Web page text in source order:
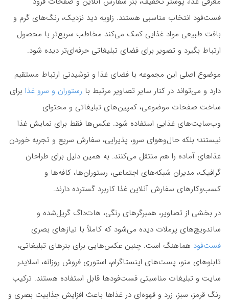
فست‌فود انتخاب مناسبی هستند. زاویه دید نزدیک، رنگ‌های گرم و
بافت طبیعی مواد غذایی کمک می‌کند مخاطب سریع‌تر با محصول
ارتباط بگیرد و تصویر برای فضای تبلیغاتی حرفه‌ای‌تر دیده شود.
موضوع اصلی این مجموعه با فضای غذا و نوشیدنی ارتباط مستقیم
دارد و می‌تواند در کنار سایر تصاویر مرتبط با رستوران و سرو غذا برای
ساخت صفحات موضوعی، کمپین‌های تبلیغاتی و محتوای
وب‌سایت‌های غذایی استفاده شود. عکس‌ها فقط برای نمایش غذا
نیستند؛ بلکه حال‌وهوای سرو، پذیرایی، سفارش سریع و تجربه خوردن
غذاهای آماده را هم منتقل می‌کنند. به همین دلیل برای طراحان
گرافیک، مدیران شبکه‌های اجتماعی، رستوران‌ها، کافه‌ها و
کسب‌وکارهای سفارش آنلاین غذا کاربرد گسترده دارند.
در بخشی از تصاویر، همبرگرهای رنگی، هات‌داگ گریل‌شده و
ساندویچ‌های پرملات دیده می‌شود که کاملاً با نیازهای بصری
فست‌فود هماهنگ است. چنین عکس‌هایی برای بنرهای تبلیغاتی،
تابلوهای منو، پست‌های اینستاگرام، استوری فروش روزانه، اسلایدر
سایت و تبلیغات مناسبتی فست‌فودها قابل استفاده هستند. ترکیب
رنگ قرمز، سبز، زرد و قهوه‌ای در غذاها باعث افزایش جذابیت بصری و